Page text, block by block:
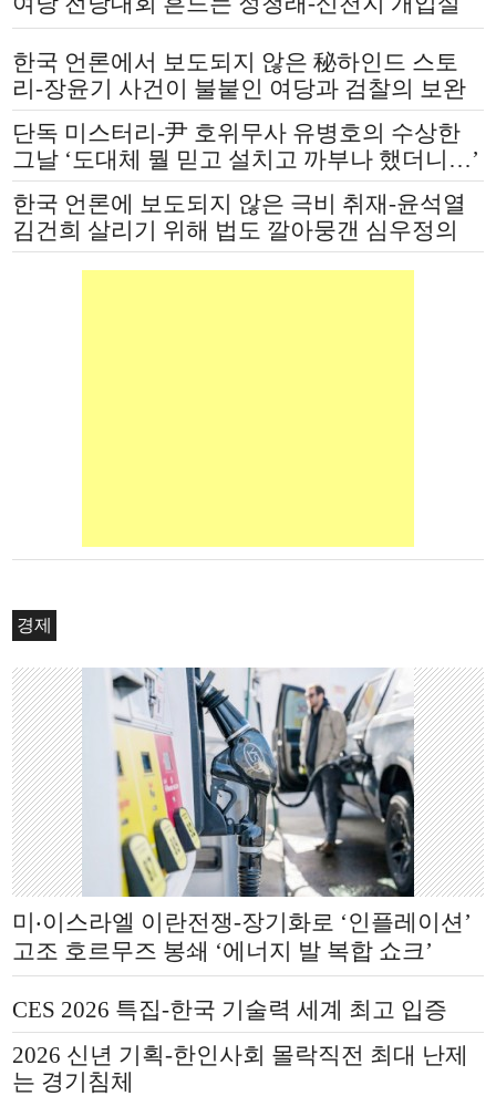
논란
한국 언론에서 보도되지 않은 秘하인드 스토
리-장윤기 사건이 불붙인 여당과 검찰의 보완
수사권 전쟁
단독 미스터리-尹 호위무사 유병호의 수상한
그날 ‘도대체 뭘 믿고 설치고 까부나 했더니…’
한국 언론에 보도되지 않은 극비 취재-윤석열
김건희 살리기 위해 법도 깔아뭉갠 심우정의
자충수
경제
미‧이스라엘 이란전쟁-장기화로 ‘인플레이션’
고조 호르무즈 봉쇄 ‘에너지 발 복합 쇼크’
CES 2026 특집-한국 기술력 세계 최고 입증
2026 신년 기획-한인사회 몰락직전 최대 난제
는 경기침체